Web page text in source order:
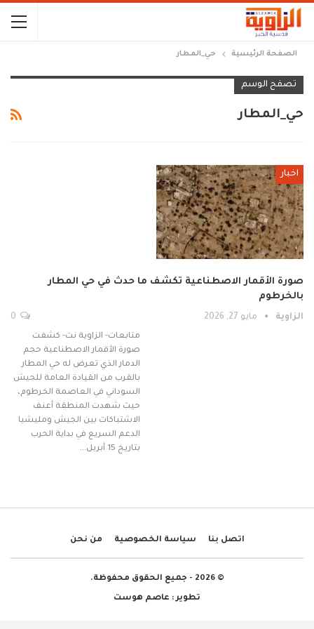
الصفحة الرئيسية حي_المطار
تصفح الوسم
حي_المطار
اخبار
صورة الأقمار الاصطناعية تكشف ما حدث في حي المطار
بالخرطوم
الزاوية مايو 27, 2026
متابعات- الزاوية نت- كشفت
صورة الأقمار الاصطناعية حجم
الدمار الذي تعرض له حي المطار
بالقرب من القيادة العامة للجيش
السوداني في العاصمة الخرطوم،
حيث شهدت المنطقة أعنف
الاشتباكات بين الجيش ومليشيا
الدعم السريع في بداية الحرب
بتاريخ 15 أبريل…
اتصل بنا سياسة الخصوصية من نحن
© 2026 - جميع الحقوق محفوظة.
تطوير : عاصم هوست